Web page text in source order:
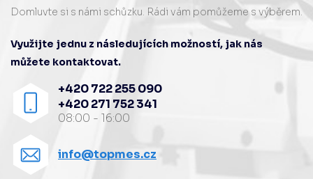
Domluvte si s námi schůzku. Rádi vám pomůžeme s výběrem.
Využijte jednu z následujících možností, jak nás
můžete kontaktovat.
+420 722 255 090
+420 271 752 341
08:00 - 16:00
info@topmes.cz